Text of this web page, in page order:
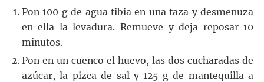
Pon 100 g de agua tibia en una taza y desmenuza
en ella la levadura. Remueve y deja reposar 10
minutos.
Pon en un cuenco el huevo, las dos cucharadas de
azúcar, la pizca de sal y 125 g de mantequilla a